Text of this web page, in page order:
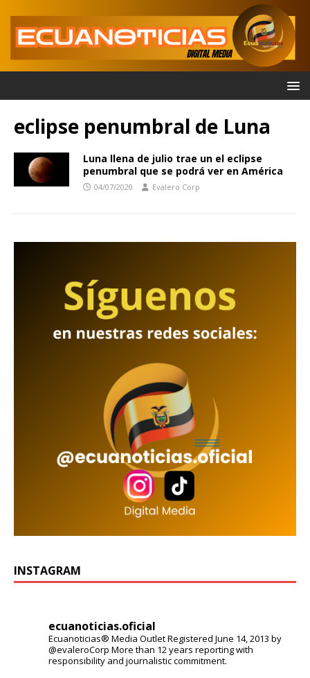
eclipse penumbral de Luna
Luna llena de julio trae un el eclipse
penumbral que se podrá ver en América
04/07/2020 Evalero Corp
INSTAGRAM
ecuanoticias.oficial
Ecuanoticias® Media OutletRegistered June 14, 2013 by
@evaleroCorp More than 12 years reporting with
responsibility and journalistic commitment.